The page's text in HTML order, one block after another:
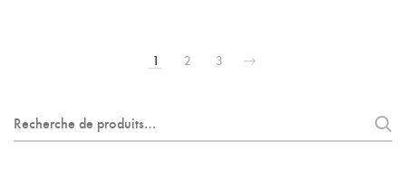
1 2 3
Recherche
pour :